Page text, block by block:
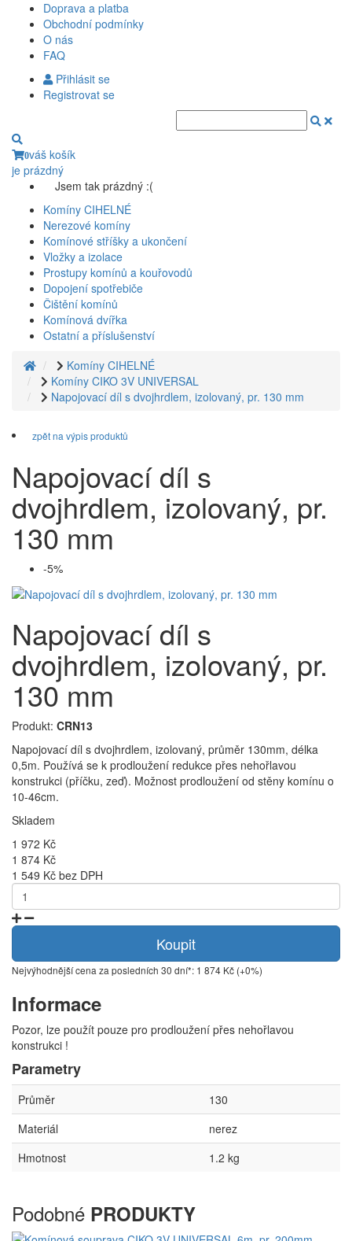
Doprava a platba
Obchodní podmínky
O nás
FAQ
Přihlásit se
Registrovat se
0váš košík
je prázdný
Jsem tak prázdný :(
Komíny CIHELNÉ
Nerezové komíny
Komínové stříšky a ukončení
Vložky a izolace
Prostupy komínů a kouřovodů
Dopojení spotřebiče
Čištění komínů
Komínová dvířka
Ostatní a příslušenství
Komíny CIHELNÉ
Komíny CIKO 3V UNIVERSAL
Napojovací díl s dvojhrdlem, izolovaný, pr. 130 mm
zpět na výpis produktů
Napojovací díl s
dvojhrdlem, izolovaný, pr.
130 mm
-5%
Napojovací díl s
dvojhrdlem, izolovaný, pr.
130 mm
Produkt: CRN13
Napojovací díl s dvojhrdlem, izolovaný, průměr 130mm, délka
0,5m. Používá se k prodloužení redukce přes nehořlavou
konstrukci (příčku, zeď). Možnost prodloužení od stěny komínu o
10-46cm.
Skladem
1 972 Kč
1 874 Kč
1 549 Kč bez DPH
Koupit
Nejvýhodnější cena za posledních 30 dní*: 1 874 Kč (+0%)
Informace
Pozor, lze použít pouze pro prodloužení přes nehořlavou
konstrukci !
Parametry
Průměr
130
Materiál
nerez
Hmotnost
1.2 kg
Podobné PRODUKTY